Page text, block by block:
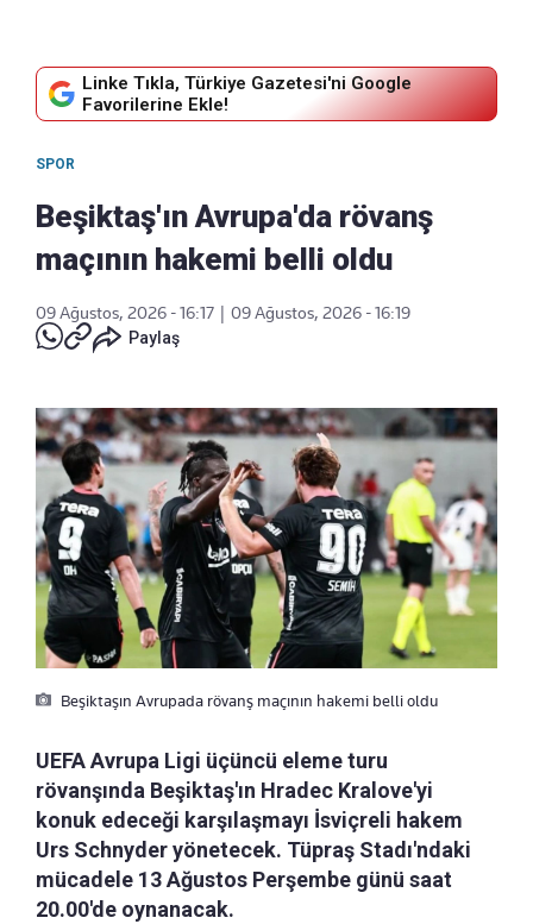
Linke Tıkla, Türkiye Gazetesi'ni Google
Favorilerine Ekle!
SPOR
Beşiktaş'ın Avrupa'da rövanş
maçının hakemi belli oldu
09 Ağustos, 2026 - 16:17
09 Ağustos, 2026 - 16:19
Paylaş
Beşiktaşın Avrupada rövanş maçının hakemi belli oldu
UEFA Avrupa Ligi üçüncü eleme turu
rövanşında Beşiktaş'ın Hradec Kralove'yi
konuk edeceği karşılaşmayı İsviçreli hakem
Urs Schnyder yönetecek. Tüpraş Stadı'ndaki
mücadele 13 Ağustos Perşembe günü saat
20.00'de oynanacak.